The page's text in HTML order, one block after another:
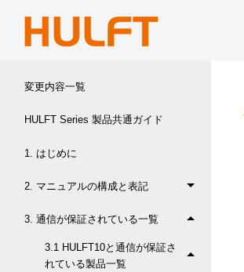
変更内容一覧
HULFT Series 製品共通ガイド
1. はじめに
2. マニュアルの構成と表記
3. 通信が保証されている一覧
3.1 HULFT10と通信が保証さ
れている製品一覧